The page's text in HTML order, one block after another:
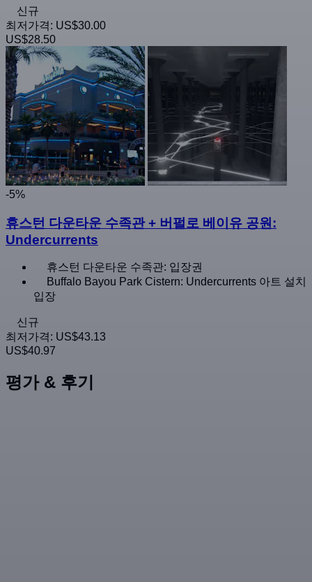
신규
최저가격: US$30.00
US$28.50
-5%
휴스턴 다운타운 수족관 + 버펄로 베이유 공원:
Undercurrents
휴스턴 다운타운 수족관: 입장권
Buffalo Bayou Park Cistern: Undercurrents 아트 설치
입장
신규
최저가격: US$43.13
US$40.97
평가 & 후기